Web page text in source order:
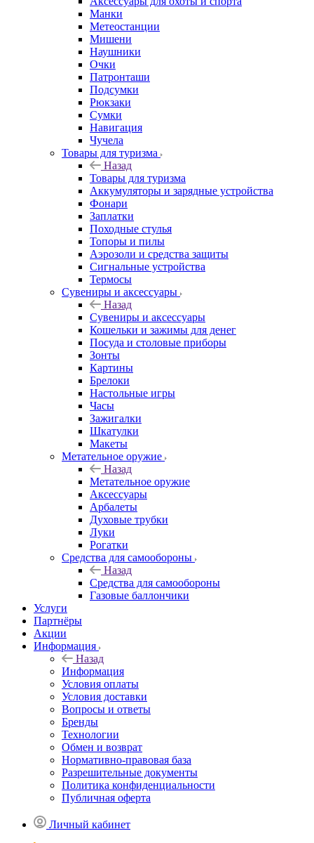
Манки
Метеостанции
Мишени
Наушники
Очки
Патронташи
Подсумки
Рюкзаки
Сумки
Навигация
Чучела
Товары для туризма
Назад
Товары для туризма
Аккумуляторы и зарядные устройства
Фонари
Заплатки
Походные стулья
Топоры и пилы
Аэрозоли и средства защиты
Сигнальные устройства
Термосы
Сувениры и аксессуары
Назад
Сувениры и аксессуары
Кошельки и зажимы для денег
Посуда и столовые приборы
Зонты
Картины
Брелоки
Настольные игры
Часы
Зажигалки
Шкатулки
Макеты
Метательное оружие
Назад
Метательное оружие
Аксессуары
Арбалеты
Духовые трубки
Луки
Рогатки
Средства для самообороны
Назад
Средства для самообороны
Газовые баллончики
Услуги
Партнёры
Акции
Информация
Назад
Информация
Условия оплаты
Условия доставки
Вопросы и ответы
Бренды
Технологии
Обмен и возврат
Нормативно-правовая база
Разрешительные документы
Политика конфиденциальности
Публичная оферта
Личный кабинет